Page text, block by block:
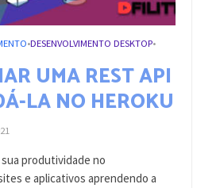
•DESENVOLVIMENTO DESKTOP•
UMA REST API
LA NO HEROKU
produtividade no
e aplicativos aprendendo a